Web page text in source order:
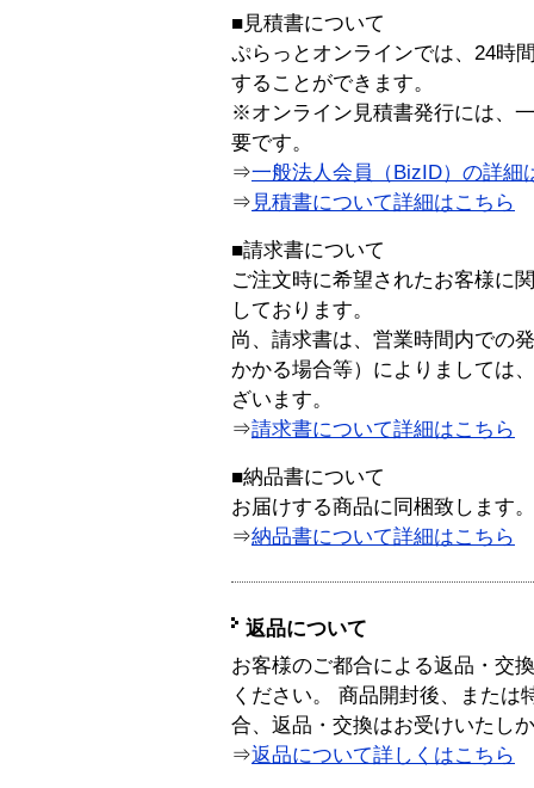
■見積書について
ぷらっとオンラインでは、24時
することができます。
※オンライン見積書発行には、
要です。
⇒一般法人会員（BizID）の詳細
⇒ 見積書について詳細はこちら
■請求書について
ご注文時に希望されたお客様に
しております。
尚、請求書は、営業時間内での
かかる場合等）によりましては
ざいます。
⇒請求書について詳細はこちら
■納品書について
お届けする商品に同梱致します。
⇒納品書について詳細はこちら
返品について
お客様のご都合による返品・交
ください。 商品開封後、または
合、返品・交換はお受けいたし
⇒返品について詳しくはこちら